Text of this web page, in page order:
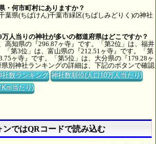
・何市町村にありますか？
葉県(ちばけん)千葉市緑区(ちばしみどりく)の神社
万人当りの神社が多いの都道府県はどこですか？
高知県の『296.87ヶ寺』です。「第2位」は、福井
「第3位」は、富山県の『212.51ヶ寺』です。「第
ヶ寺』です。「第5位」は、大分県の『179.28ヶ
別神社ランキングの詳細は、下記のボタンで確認
社数ランキング 神社数順位(人口10万人当たり)
当たり)
ンではQRコードで読み込む